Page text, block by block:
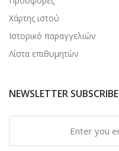
Χάρτης ιστού
Ιστορικό παραγγελιών
Λίστα επιθυμητών
NEWSLETTER SUBSCRIBE